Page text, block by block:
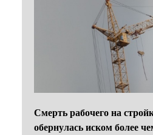
Смерть рабочего на
обернулась иском более